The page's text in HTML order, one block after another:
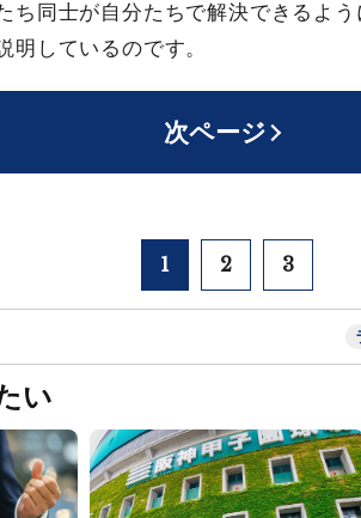
ち同士が自分たちで解決できるよ
明しているのです。
次ページ
1 2 3
い